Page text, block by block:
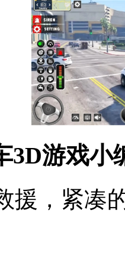
3D游戏小
援，紧凑